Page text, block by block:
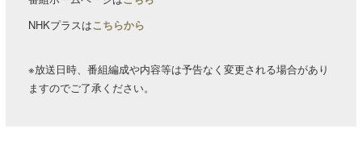
NHKプラスはこちらから
※放送日時、番組編成や内容等は予告なく変更される場合があり
ますのでご了承ください。